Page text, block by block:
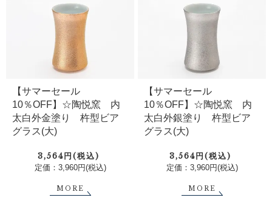
【サマーセール
10％OFF】☆陶悦窯 内
太白外金塗り 杵型ビア
グラス(大)
3,564円(税込)
定価：3,960円(税込)
MORE
【サマーセール
10％OFF】☆陶悦窯 内
太白外銀塗り 杵型ビア
グラス(大)
3,564円(税込)
定価：3,960円(税込)
MORE